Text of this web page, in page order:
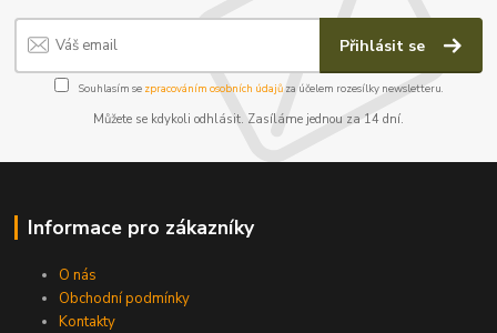
Přihlásit se
Souhlasím se zpracováním osobních údajůza účelem rozesílky newsletteru.
Můžete se kdykoli odhlásit. Zasíláme jednou za 14 dní.
Informace pro zákazníky
O nás
Obchodní podmínky
Kontakty